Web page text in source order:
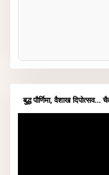
बुद्ध पौर्णिमा, वैशाख दिपोत्सव...